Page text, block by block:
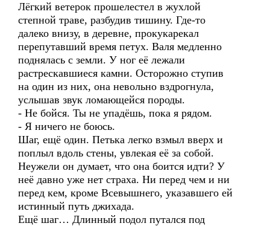
Лёгкий ветерок прошелестел в жухлой
степной траве, разбудив тишину. Где-то
далеко внизу, в деревне, прокукарекал
перепутавший время петух. Валя медленно
поднялась с земли. У ног её лежали
растрескавшиеся камни. Осторожно ступив
на один из них, она невольно вздрогнула,
услышав звук ломающейся породы.
- Не бойся. Ты не упадёшь, пока я рядом.
- Я ничего не боюсь.
Шаг, ещё один. Петька легко взмыл вверх и
поплыл вдоль стены, увлекая её за собой.
Неужели он думает, что она боится идти? У
неё давно уже нет страха. Ни перед чем и ни
перед кем, кроме Всевышнего, указавшего ей
истинный путь джихада.
Ещё шаг… Длинный подол путался под